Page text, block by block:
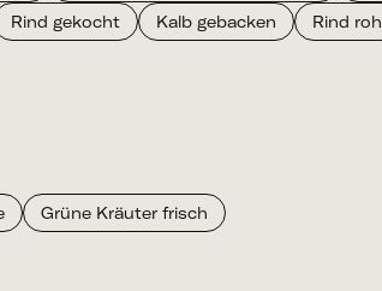
Rind gekocht Kalb gebacken Rind roh
Grüne Kräuter frisch